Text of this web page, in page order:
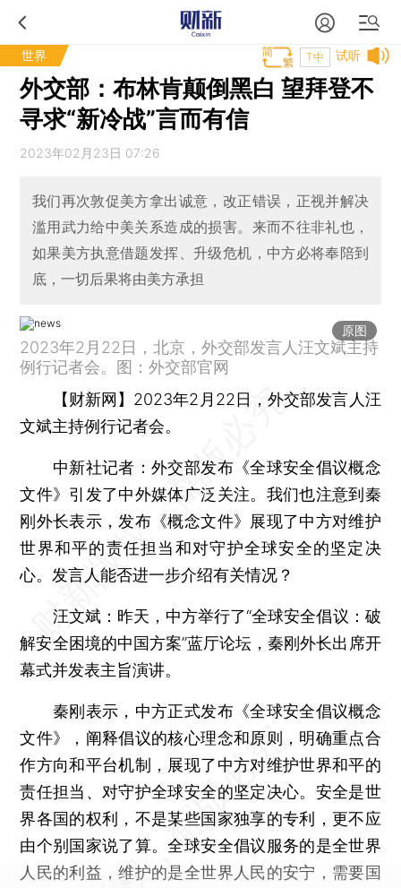
世界 试听
T中
外交部：布林肯颠倒黑白 望拜登不
寻求“新冷战”言而有信
2023年02月23日 07:26
我们再次敦促美方拿出诚意，改正错误，正视并解决
滥用武力给中美关系造成的损害。来而不往非礼也，
如果美方执意借题发挥、升级危机，中方必将奉陪到
底，一切后果将由美方承担
原图
2023年2月22日，北京，外交部发言人汪文斌主持
例行记者会。图：外交部官网
【财新网】 2023年2月22日，外交部发言人汪
文斌主持例行记者会。
中新社记者：外交部发布《全球安全倡议概念
文件》引发了中外媒体广泛关注。我们也注意到秦
刚外长表示，发布《概念文件》展现了中方对维护
世界和平的责任担当和对守护全球安全的坚定决
心。发言人能否进一步介绍有关情况？
汪文斌： 昨天，中方举行了“全球安全倡议：破
解安全困境的中国方案”蓝厅论坛，秦刚外长出席开
幕式并发表主旨演讲。
秦刚表示，中方正式发布《全球安全倡议概念
文件》，阐释倡议的核心理念和原则，明确重点合
作方向和平台机制，展现了中方对维护世界和平的
责任担当、对守护全球安全的坚定决心。安全是世
界各国的权利，不是某些国家独享的专利，更不应
由个别国家说了算。全球安全倡议服务的是全世界
人民的利益，维护的是全世界人民的安宁，需要国